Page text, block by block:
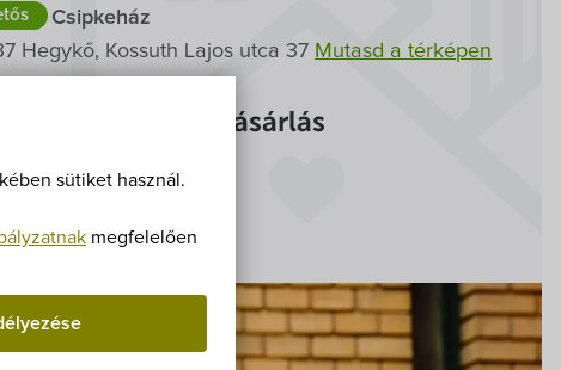
sütiket használ.
megfelelően
Közoktatási Intézmények
Dokumentumok
Szabadtéri
Csipkeház
Hegykő, Kossuth Lajos utca 37 Mutasd a térképen
és jegyvásárlás
2 800 Ft